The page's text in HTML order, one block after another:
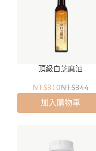
頂級白芝麻油
NT$310NT$344
加入購物車